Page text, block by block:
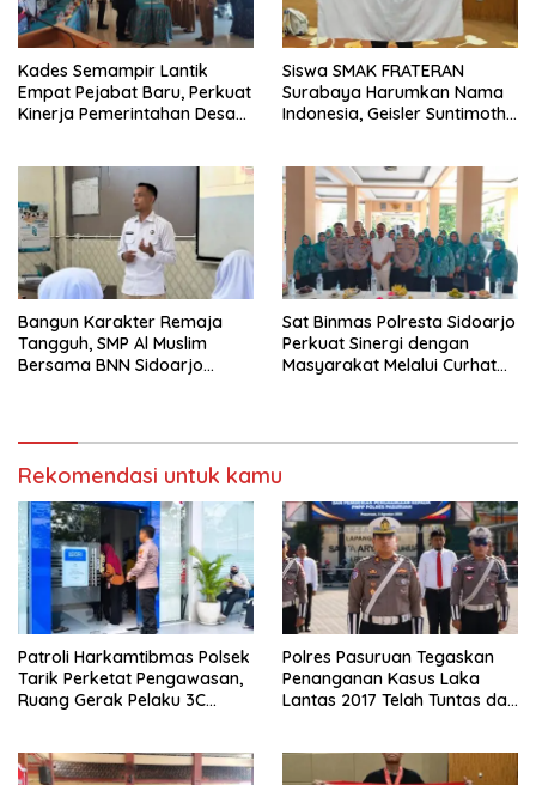
Kades Semampir Lantik
Empat Pejabat Baru, Perkuat
Kinerja Pemerintahan Desa
Siswa SMAK FRATERAN
Surabaya Harumkan Nama
Indonesia, Geisler Suntimothy
Bangun Karakter Remaja
Tangguh, SMP Al Muslim
Bersama BNN Sidoarjo
Sat Binmas Polresta Sidoarjo
Perkuat Sinergi dengan
Masyarakat Melalui Curhat
Rekomendasi untuk kamu
Patroli Harkamtibmas Polsek
Tarik Perketat Pengawasan,
Ruang Gerak Pelaku 3C
Polres Pasuruan Tegaskan
Penanganan Kasus Laka
Lantas 2017 Telah Tuntas dan